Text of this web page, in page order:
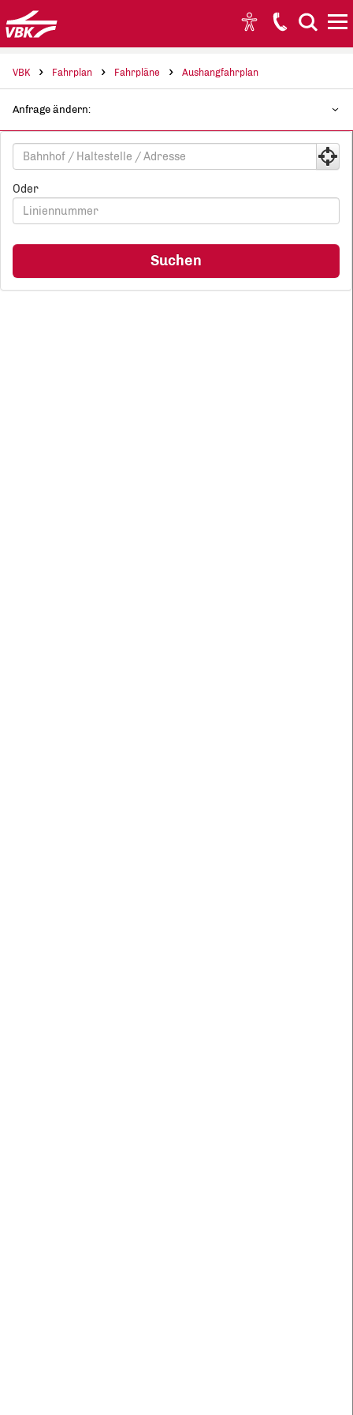
VBK Fahrplan Fahrpläne Aushangfahrplan
Anfrage ändern:
AUSHANGFAHRPLAN
Aushangfahrplan
Details
Abfahrtspunkt
Oder
Suchen